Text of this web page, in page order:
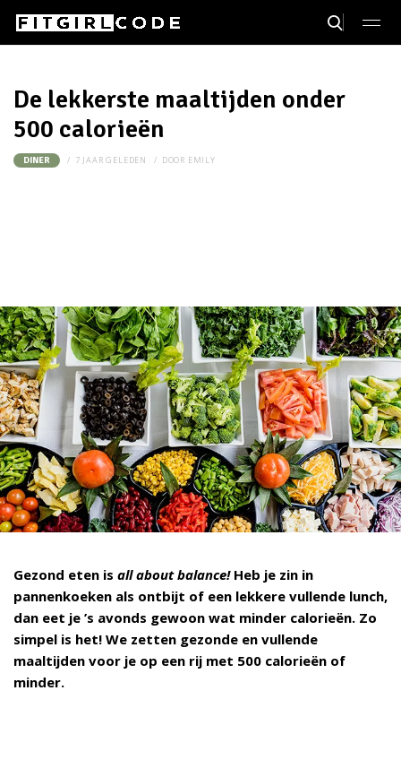
De lekkerste maaltijden onder
500 calorieën
DINER 7 JAAR GELEDEN DOOR EMILY
Gezond eten is all about balance! Heb je zin in
pannenkoeken als ontbijt of een lekkere vullende lunch,
dan eet je ’s avonds gewoon wat minder calorieën. Zo
simpel is het! We zetten gezonde en vullende
maaltijden voor je op een rij met 500 calorieën of
minder.